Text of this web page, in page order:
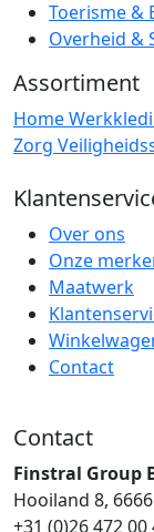
Toerisme &
Overheid &
Assortiment
Home
Zorg
Over ons
Onze
Maatwerk
Contact
Contact
Finstral Group
Hooiland 8,
+31 (0)26